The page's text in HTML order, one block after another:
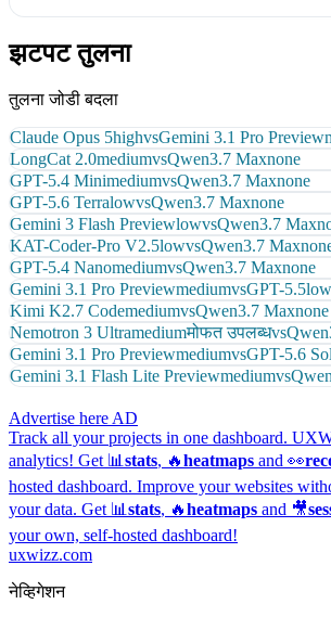
झटपट तुलना
तुलना जोडी बदला
Claude Opus 5highvsGemini 3.1 Pro Preview
LongCat 2.0mediumvsQwen3.7 Maxnone
GPT-5.4 MinimediumvsQwen3.7 Maxnone
GPT-5.6 TerralowvsQwen3.7 Maxnone
Gemini 3 Flash PreviewlowvsQwen3.7 Max
KAT-Coder-Pro V2.5lowvsQwen3.7 Max
GPT-5.4 NanomediumvsQwen3.7 Maxnone
Gemini 3.1 Pro PreviewmediumvsGPT-5.5low
Kimi K2.7 CodemediumvsQwen3.7 Maxnone
Nemotron 3 Ultramediumमोफत उपलब्धvs
Gemini 3.1 Pro PreviewmediumvsGPT-5.6 Sol
Gemini 3.1 Flash Lite Previewmediumvs
Advertise here AD
Track all your projects in one dashboard.
analytics! Get 📊 stats, 🔥heatmaps and 👀
hosted dashboard. Improve your websites
your data. Get 📊 stats, 🔥heatmaps and 🎥
your own, self-hosted dashboard!
uxwizz.com
नेव्हिगेशन